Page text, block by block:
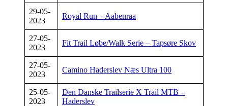
29-05-
2023
Royal Run – Aabenraa
27-05-
2023
Fit Trail Løbe/Walk Serie – Tapsøre Skov
27-05-
2023
Camino Haderslev Næs Ultra 100
25-05-
2023
Den Danske Trailserie X Trail MTB –
Haderslev